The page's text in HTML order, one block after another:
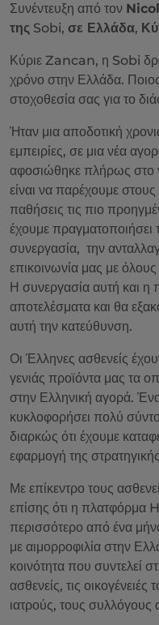
Συνέντευξη από τον
της Sobi, σε Ελλάδα,
Κύριε Zancan, η Sobi
χρόνο στην Ελλάδα.
στοχοθεσία σας για το
Ήταν μια αποδοτική
εμπειρίες, σε μια νέα
αφοσιώθηκε πλήρως στο
είναι να παρέχουμε
παθήσεις τις πιο
έχουμε
συνεργασία, την
επικοινωνία μας με
Η συνεργασία αυτή και η
αποτελέσματα και θα
αυτή την κατεύθυνση.
Οι Έλληνες ασθενείς
γενιάς προϊόντα μας τα
στην Ελληνική αγορά.
κυκλοφορήσει πολύ
διαρκώς ότι έχουμε
εφαρμογή της
Με επίκεντρο τους
επίσης ότι η
περισσότερο από ένα
με αιμορροφιλία στην
κοινότητα που συντελεί
ασθενείς, τις
ιατρούς, τους